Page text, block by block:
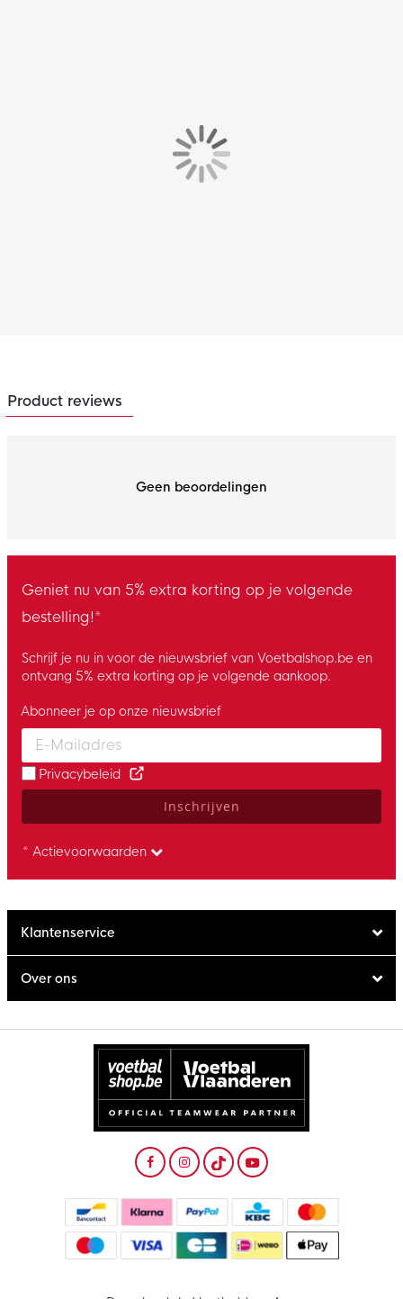
Product reviews
Geen beoordelingen
Geniet nu van 5% extra korting op je volgende
bestelling!*
Schrijf je nu in voor de nieuwsbrief van Voetbalshop.be en
ontvang 5% extra korting op je volgende aankoop.
Enter your email and accept the privacy policy to subscribe to
Abonneer je op onze nieuwsbrief
Privacybeleid
Inschrijven
* Actievoorwaarden
Klantenservice
Over ons